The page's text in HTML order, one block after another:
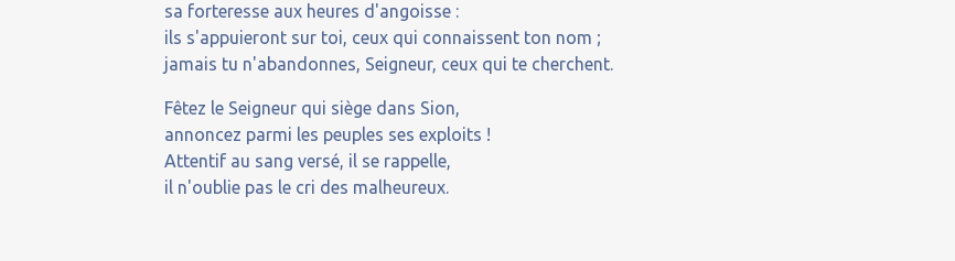
sa forteresse aux heures d'angoisse :
ils s'appuieront sur toi, ceux qui connaissent ton nom ;
jamais tu n'abandonnes, Seigneur, ceux qui te cherchent.
Fêtez le Seigneur qui siège dans Sion,
annoncez parmi les peuples ses exploits !
Attentif au sang versé, il se rappelle,
il n'oublie pas le cri des malheureux.